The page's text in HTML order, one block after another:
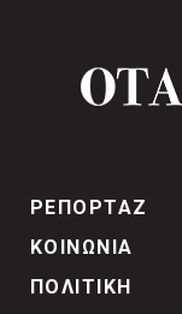
ΡΕΠΟΡΤΑΖ
ΚΟΙΝΩΝΙΑ
ΠΟΛΙΤΙΚΗ